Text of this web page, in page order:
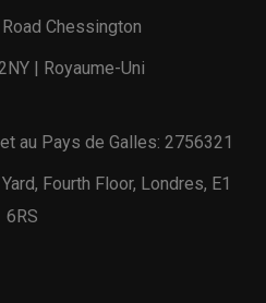
Chessington
| Royaume-Uni
au Pays de Galles: 2756321
Fourth Floor, Londres, E1
6RS